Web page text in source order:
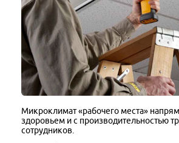
Микроклимат «рабочего места»
здоровьем и с производительностью
сотрудников.